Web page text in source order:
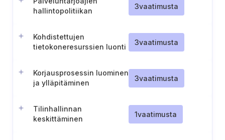
hallintopolitiikan
3vaatimusta
Kohdistettujen
tietokoneresurssien luonti
3vaatimusta
Korjausprosessin luominen
ja ylläpitäminen
3vaatimusta
Tilinhallinnan
keskittäminen
1vaatimusta